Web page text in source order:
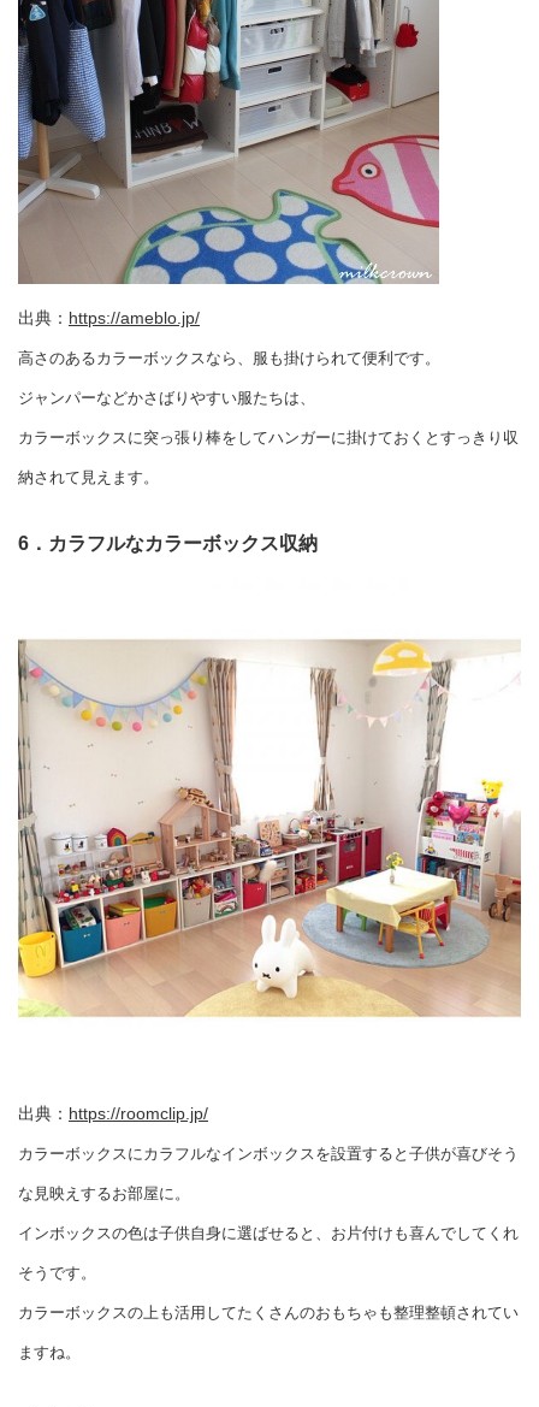
出典： https://ameblo.jp/
高さのあるカラーボックスなら、服も掛けられて便利です。
ジャンパーなどかさばりやすい服たちは、
カラーボックスに突っ張り棒をしてハンガーに掛けておくとすっきり収
納されて見えます。
6．カラフルなカラーボックス収納
出典： https://roomclip.jp/
カラーボックスにカラフルなインボックスを設置すると子供が喜びそう
な見映えするお部屋に。
インボックスの色は子供自身に選ばせると、お片付けも喜んでしてくれ
そうです。
カラーボックスの上も活用してたくさんのおもちゃも整理整頓されてい
ますね。